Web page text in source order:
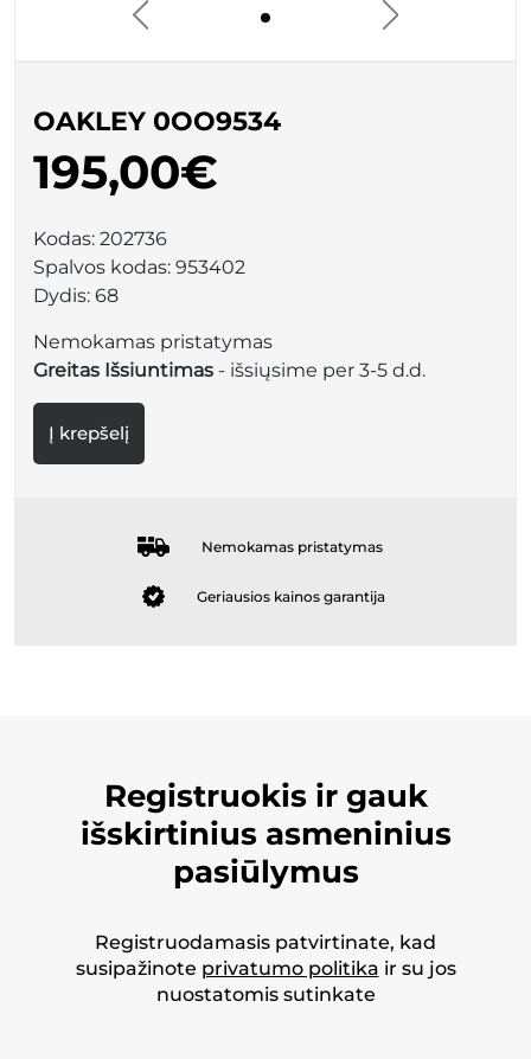
OAKLEY 0OO9534
195,00€
Kodas: 202736
Spalvos kodas: 953402
Dydis: 68
Nemokamas pristatymas
Greitas Išsiuntimas - išsiųsime per 3-5 d.d.
Į krepšelį
Nemokamas pristatymas
Geriausios kainos garantija
Registruokis ir gauk
išskirtinius asmeninius
pasiūlymus
Registruodamasis patvirtinate, kad
susipažinote privatumo politika ir su jos
nuostatomis sutinkate